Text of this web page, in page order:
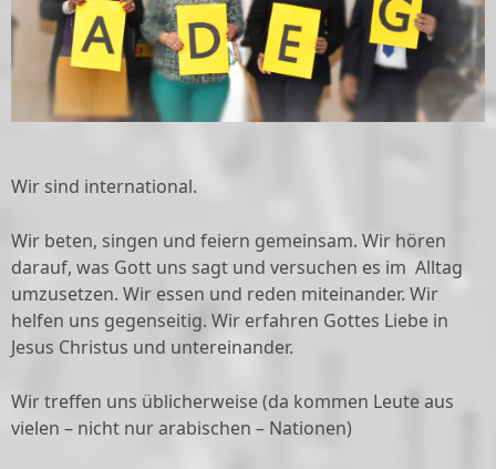
Wir sind international.
Wir beten, singen und feiern gemeinsam. Wir hören
darauf, was Gott uns sagt und versuchen es im Alltag
umzusetzen. Wir essen und reden miteinander. Wir
helfen uns gegenseitig. Wir erfahren Gottes Liebe in
Jesus Christus und untereinander.
Wir treffen uns üblicherweise (da kommen Leute aus
vielen – nicht nur arabischen – Nationen)